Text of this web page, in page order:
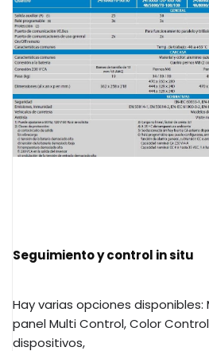
Seguimiento y control in situ
Hay varias opciones
panel Multi Control, Color
dispositivos,